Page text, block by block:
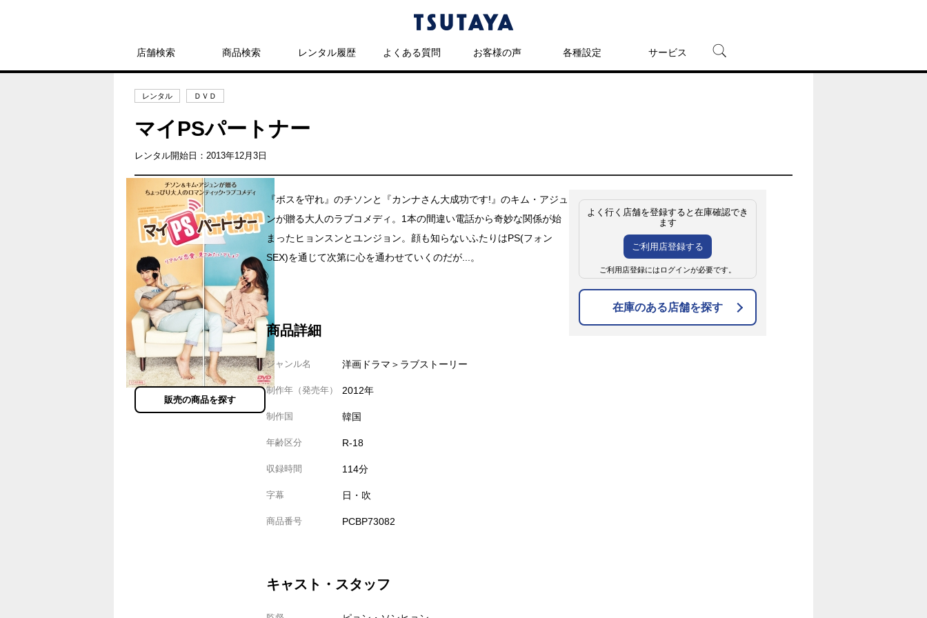
店舗検索 商品検索 レンタル履歴 よくある質問 お客様の声 各種設定 サービス
レンタル ＤＶＤ
マイPSパートナー
レンタル開始日：2013年12月3日
販売の商品を探す
『ボスを守れ』のチソンと『カンナさん大成功です!』のキム・アジュ
ンが贈る大人のラブコメディ。1本の間違い電話から奇妙な関係が始
まったヒョンスンとユンジョン。顔も知らないふたりはPS(フォン
SEX)を通じて次第に心を通わせていくのだが...。
商品詳細
ジャンル名 洋画ドラマ＞ラブストーリー
制作年（発売年） 2012年
制作国 韓国
年齢区分 R-18
収録時間 114分
字幕 日・吹
商品番号 PCBP73082
キャスト・スタッフ
よく行く店舗を登録すると在庫確認でき
ます
ご利用店登録する
ご利用店登録にはログインが必要です。
在庫のある店舗を探す